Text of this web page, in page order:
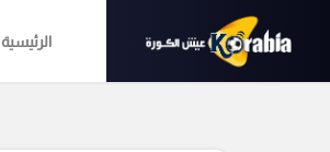
الرئيسية